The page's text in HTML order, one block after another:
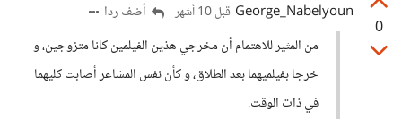
0
George_Nabelyoun قبل 10 أشهر
أضف ردا
من المثير للاهتمام أن مخرجي هذين الفيلمين كانا متزوجين، و
خرجا بفيلميهما بعد الطلاق، و كأن نفس المشاعر أصابت كليهما
في ذات الوقت.